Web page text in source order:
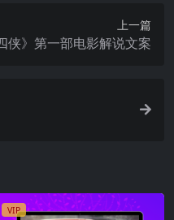
上一篇
侠》第一部电影解说文案
VIP